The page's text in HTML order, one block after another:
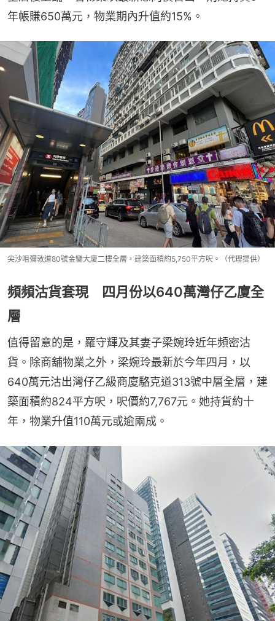
年帳賺650萬元，物業期內升值約15%。
尖沙咀彌敦道80號金鑾大廈二樓全層，建築面積約5,750平方呎。（代理提供）
頻頻沽貨套現 四月份以640萬灣仔乙廈全
層
值得留意的是，羅守輝及其妻子梁婉玲近年頻密沽
貨。除商舖物業之外，梁婉玲最新於今年四月，以
640萬元沽出灣仔乙級商廈駱克道313號中層全層，建
築面積約824平方呎，呎價約7,767元。她持貨約十
年，物業升值110萬元或逾兩成。